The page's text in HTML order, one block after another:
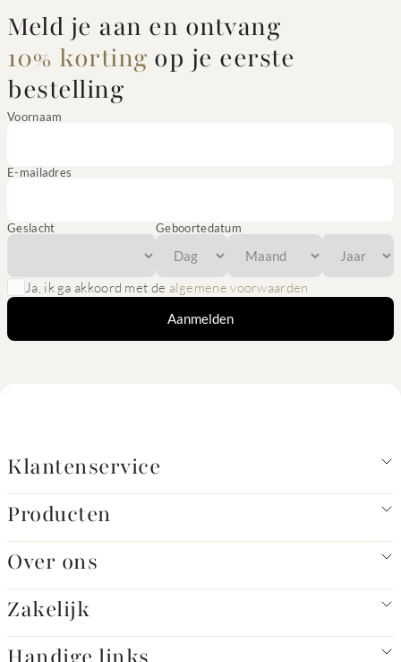
Meld je aan en ontvang
10% korting op je eerste
bestelling
Voornaam
E-mailadres
Geslacht Geboortedatum
Ja, ik ga akkoord met de algemene voorwaarden
Aanmelden
Klantenservice
Producten
Over ons
Zakelijk